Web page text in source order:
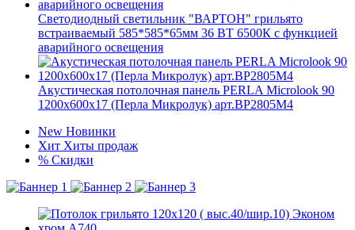
Светодиодный светильник "ВАРТОН" грильято
встраиваемый 585*585*65мм 36 ВТ 6500К с функцией
аварийного освещения
Акустическая потолочная панель PERLA Microlook 90
1200x600x17 (Перла Микролук) арт.BP2805M4
New Новинки
Хит Хиты продаж
% Скидки